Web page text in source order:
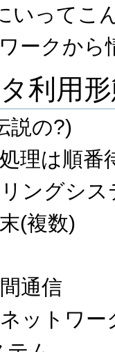
いってこ
ークから
利用
説の?)
理は順番
ングシス
(複数)
通信
ットワー